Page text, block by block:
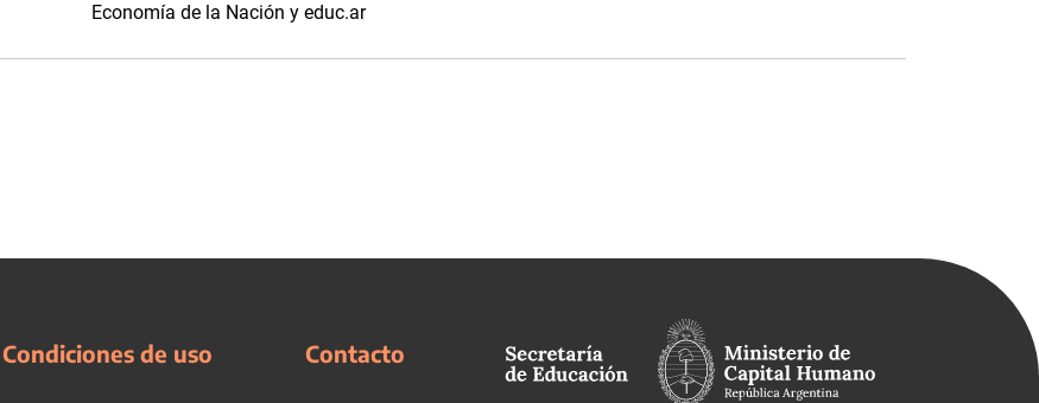
Economía de la Nación y educ.ar
Condiciones de uso Contacto